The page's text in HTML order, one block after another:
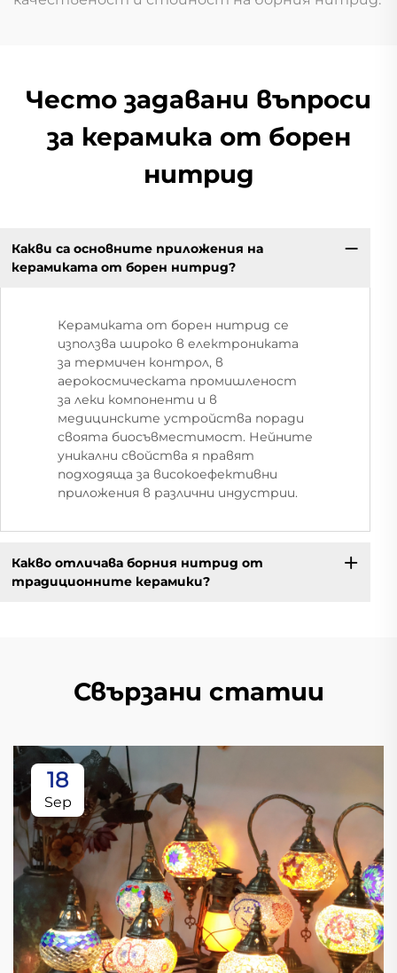
Често задавани въпроси
за керамика от борен
нитрид
Какви са основните приложения на
керамиката от борен нитрид?
Керамиката от борен нитрид се
използва широко в електрониката
за термичен контрол, в
аерокосмическата промишленост
за леки компоненти и в
медицинските устройства поради
своята биосъвместимост. Нейните
уникални свойства я правят
подходяща за високоефективни
приложения в различни индустрии.
Какво отличава борния нитрид от
традиционните керамики?
Свързани статии
18
Sep